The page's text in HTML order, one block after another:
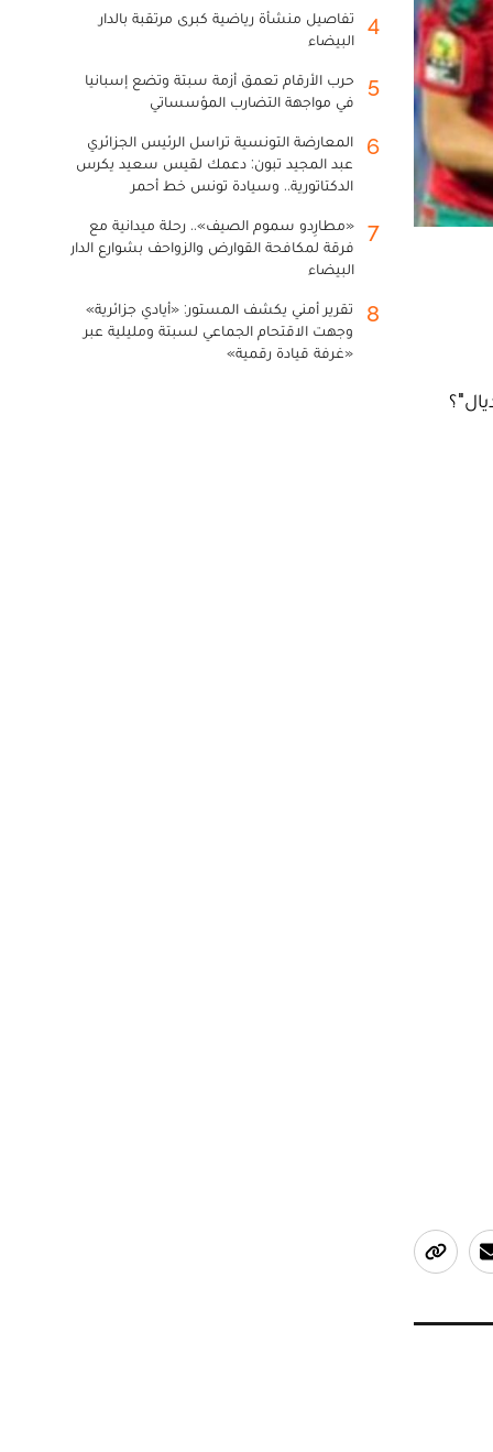
4
تفاصيل منشأة رياضية كبرى مرتقبة بالدار
البيضاء
5
حرب الأرقام تعمق أزمة سبتة وتضع إسبانيا
في مواجهة التضارب المؤسساتي
6
المعارضة التونسية تراسل الرئيس الجزائري
عبد المجيد تبون: دعمك لقيس سعيد يكرس
الدكتاتورية.. وسيادة تونس خط أحمر
7
«مطارِدو سموم الصيف».. رحلة ميدانية مع
فرقة لمكافحة القوارض والزواحف بشوارع الدار
البيضاء
8
تقرير أمني يكشف المستور: «أيادي جزائرية»
وجهت الاقتحام الجماعي لسبتة ومليلية عبر
«غرفة قيادة رقمية»